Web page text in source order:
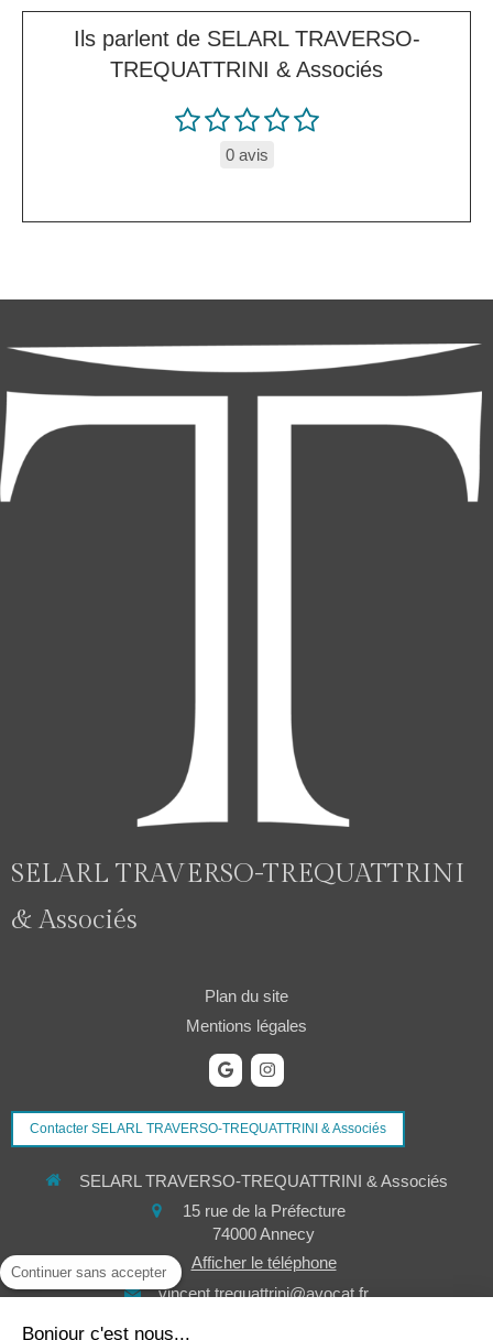
Ils parlent de SELARL TRAVERSO-
TREQUATTRINI & Associés
0 avis
SELARL TRAVERSO-TREQUATTRINI
& Associés
Plan du site
Mentions légales
Contacter SELARL TRAVERSO-TREQUATTRINI & Associés
SELARL TRAVERSO-TREQUATTRINI & Associés
15 rue de la Préfecture
74000Annecy
Afficher le téléphone
vincent.trequattrini@avocat.fr
Continuer sans accepter
Bonjour c'est nous...